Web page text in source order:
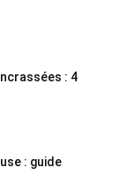
: 4
: guide